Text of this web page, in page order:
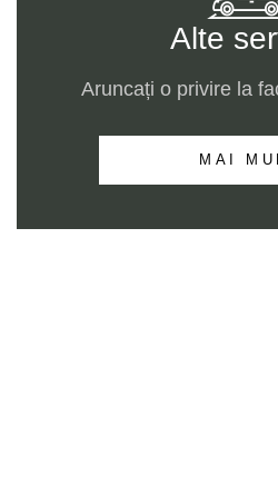
Alte
Aruncați o privire la
MAI